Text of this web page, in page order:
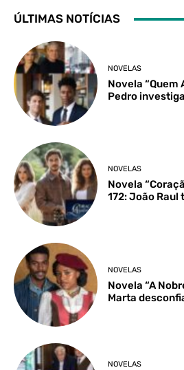
ÚLTIMAS NOTÍCIAS
NOVELAS
Novela “Quem
Pedro
NOVELAS
Novela
172: João
NOVELAS
Novela “A
Marta
NOVELAS